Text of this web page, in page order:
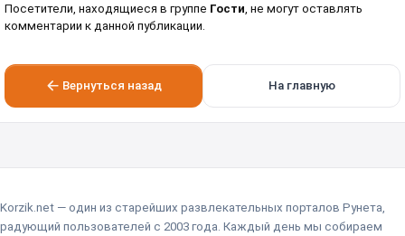
Посетители, находящиеся в группе Гости , не могут оставлять
комментарии к данной публикации.
Вернуться назад На главную
Korzik.net — один из старейших развлекательных порталов Рунета,
радующий пользователей с 2003 года. Каждый день мы собираем